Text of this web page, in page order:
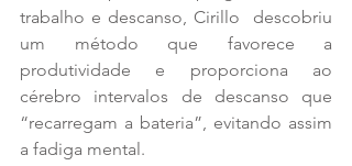
trabalho e descanso, Cirillo  descobriu
um método que favorece a
produtividade e proporciona ao
cérebro intervalos de descanso que
“recarregam a bateria”, evitando assim
a fadiga mental.